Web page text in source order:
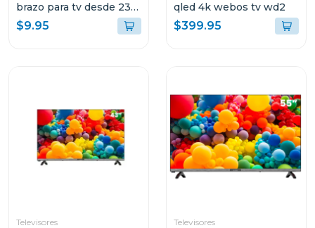
brazo para tv desde 23"
hasta 43" v304
$9.95
qled 4k webos tv wd2
$399.95
Televisores Televisores